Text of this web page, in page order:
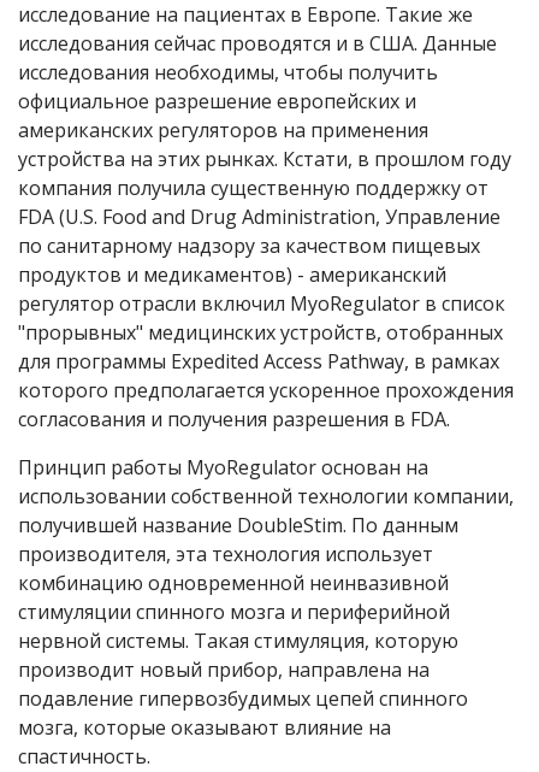
исследование на пациентах в Европе. Такие же
исследования сейчас проводятся и в США. Данные
исследования необходимы, чтобы получить
официальное разрешение европейских и
американских регуляторов на применения
устройства на этих рынках. Кстати, в прошлом году
компания получила существенную поддержку от
FDA (U.S. Food and Drug Administration, Управление
по санитарному надзору за качеством пищевых
продуктов и медикаментов) - американский
регулятор отрасли включил MyoRegulator в список
"прорывных" медицинских устройств, отобранных
для программы Expedited Access Pathway, в рамках
которого предполагается ускоренное прохождения
согласования и получения разрешения в FDA.
Принцип работы MyoRegulator основан на
использовании собственной технологии компании,
получившей название DoubleStim. По данным
производителя, эта технология использует
комбинацию одновременной неинвазивной
стимуляции спинного мозга и периферийной
нервной системы. Такая стимуляция, которую
производит новый прибор, направлена на
подавление гипервозбудимых цепей спинного
мозга, которые оказывают влияние на
спастичность.